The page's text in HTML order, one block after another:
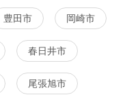
豊田市 岡崎市
春日井市
尾張旭市